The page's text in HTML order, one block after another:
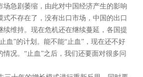
场急剧萎缩，由此对中国经济产生的影响
式不存在了，没有出口市场，中国的出口
续维持。现在危机还在继续蔓延，各国提
血”的计划。能不能“止血”，现在还不好
情况。“止血”之后，我们还要面对很多问